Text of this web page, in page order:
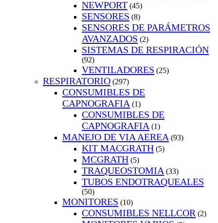
NEWPORT (45)
SENSORES (8)
SENSORES DE PARÁMETROS
AVANZADOS (2)
SISTEMAS DE RESPIRACIÓN
(92)
VENTILADORES (25)
RESPIRATORIO (297)
CONSUMIBLES DE
CAPNOGRAFIA (1)
CONSUMIBLES DE
CAPNOGRAFIA (1)
MANEJO DE VIA AEREA (93)
KIT MACGRATH (5)
MCGRATH (5)
TRAQUEOSTOMIA (33)
TUBOS ENDOTRAQUEALES
(50)
MONITORES (10)
CONSUMIBLES NELLCOR (2)